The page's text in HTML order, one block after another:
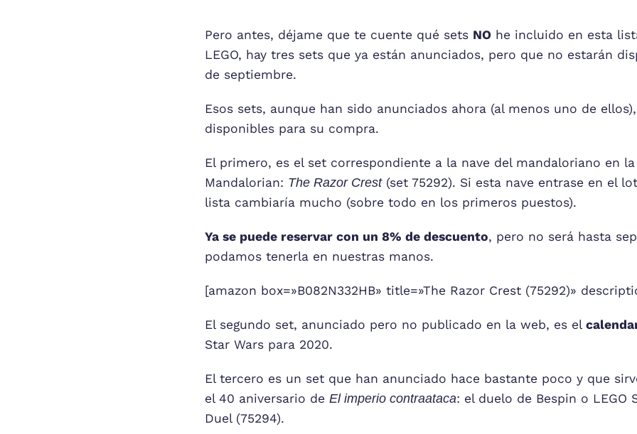
Pero antes, déjame que te cuente qué sets NO he incluido en esta
LEGO, hay tres sets que ya están anunciados, pero que no estarán
de septiembre.
Esos sets, aunque han sido anunciados ahora (al menos uno de
disponibles para su compra.
El primero, es el set correspondiente a la nave del mandaloriano en
Mandalorian: The Razor Crest(set 75292). Si esta nave entrase en el
lista cambiaría mucho (sobre todo en los primeros puestos).
Ya se puede reservar con un 8% de descuento, pero no será hasta
podamos tenerla en nuestras manos.
[amazon box=»B082N332HB» title=»The Razor Crest (75292)»
El segundo set, anunciado pero no publicado en la web, es el
Star Wars para 2020.
El tercero es un set que han anunciado hace bastante poco y que
el 40 aniversario de El imperio contraataca: el duelo de Bespin o LEGO
Duel (75294).